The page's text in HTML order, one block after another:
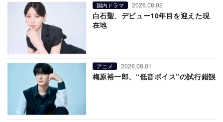
国内ドラマ 2026.08.02
白石聖、デビュー10年目を迎えた現
在地
アニメ 2026.08.01
梅原裕一郎、“低音ボイス”の試行錯誤